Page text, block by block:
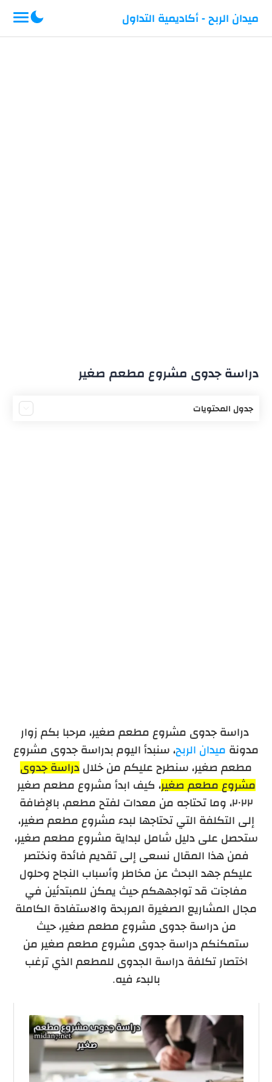
ميدان الربح - أكاديمية التداول
دراسة جدوى مشروع مطعم صغير
جدول المحتويات
دراسة جدوى مشروع مطعم صغير، مرحبا بكم زوار
مدونة ميدان الربح، سنبدأ اليوم بدراسة جدوى مشروع
مطعم صغير، سنطرح عليكم من خلال دراسة جدوى
مشروع مطعم صغير، كيف ابدأ مشروع مطعم صغير
٢٠٢٢، وما تحتاجه من معدات لفتح مطعم، بالإضافة
إلى التكلفة التي تحتاجها لبدء مشروع مطعم صغير،
ستحصل على دليل شامل لبداية مشروع مطعم صغير،
فمن هذا المقال نسعى إلى تقديم فائدة ونختصر
عليكم جهد البحث عن مخاطر وأسباب النجاح وحلول
مفاجآت قد تواجههكم حيث يمكن للمبتدئين في
مجال المشاريع الصغيرة المربحة والاستفادة الكاملة
من دراسة جدوى مشروع مطعم صغير، حيث
ستمكنكم دراسة جدوى مشروع مطعم صغير من
اختصار تكلفة دراسة الجدوى للمطعم الذي ترغب
بالبدء فيه.